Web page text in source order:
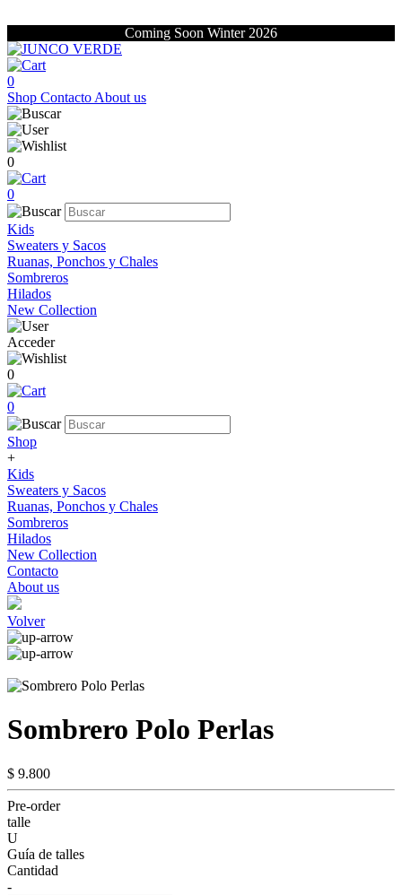
Coming Soon Winter 2026
0
Shop Contacto About us
0
0
Kids
Sweaters y Sacos
Ruanas, Ponchos y Chales
Sombreros
Hilados
New Collection
Acceder
0
0
Shop
+
Kids
Sweaters y Sacos
Ruanas, Ponchos y Chales
Sombreros
Hilados
New Collection
Contacto
About us
Volver
Sombrero Polo Perlas
$ 9.800
Pre-order
talle
U
Guía de talles
Cantidad
-